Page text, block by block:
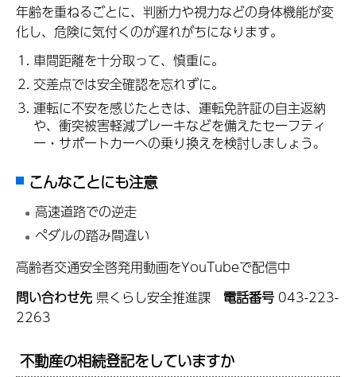
年齢を重ねるごとに、判断力や視力などの身体機能が変
化し、危険に気付くのが遅れがちになります。
車間距離を十分取って、慎重に。
交差点では安全確認を忘れずに。
運転に不安を感じたときは、運転免許証の自主返納
や、衝突被害軽減ブレーキなどを備えたセーフティ
ー・サポートカーへの乗り換えを検討しましょう。
こんなことにも注意
高速道路での逆走
ペダルの踏み間違い
高齢者交通安全啓発用動画をYouTubeで配信中
問い合わせ先 県くらし安全推進課 電話番号 043-223-
2263
不動産の相続登記をしていますか